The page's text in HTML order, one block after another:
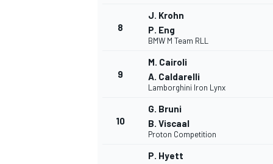
8
J. Krohn
P. Eng
BMW M Team RLL
9
M. Cairoli
A. Caldarelli
Lamborghini Iron Lynx
10
G. Bruni
B. Viscaal
Proton Competition
P. Hyett